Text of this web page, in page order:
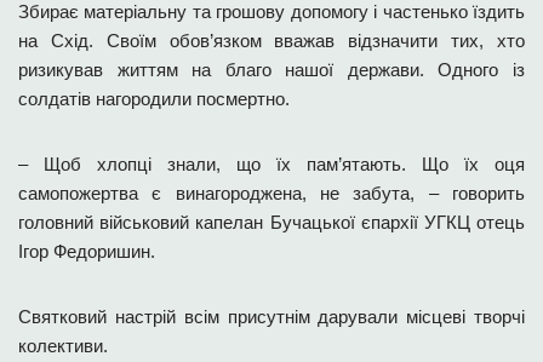
Збирає матеріальну та грошову допомогу і частенько їздить
на Схід. Своїм обов’язком вважав відзначити тих, хто
ризикував життям на благо нашої держави. Одного із
солдатів нагородили посмертно.
– Щоб хлопці знали, що їх пам’ятають. Що їх оця
самопожертва є винагороджена, не забута, – говорить
головний військовий капелан Бучацької єпархії УГКЦ отець
Ігор Федоришин.
Святковий настрій всім присутнім дарували місцеві творчі
колективи.